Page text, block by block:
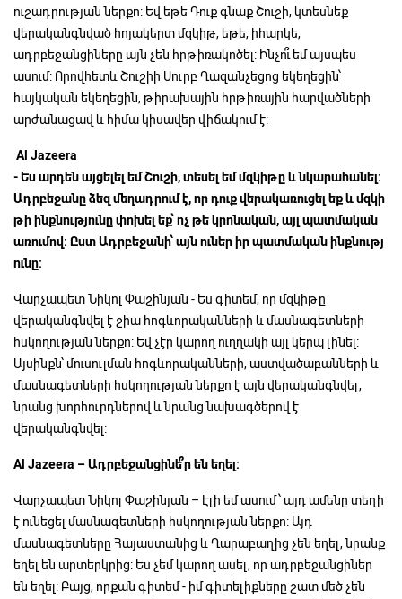
ուշադրության ներքո: Եվ եթե Դուք գնաք Շուշի, կտեսնեք
վերականգնված հոյակերտ մզկիթ, եթե, իհարկե,
ադրբեջանցիները այն չեն հրթիռակոծել: Ինչո՞ւ եմ այսպես
ասում: Որովհետև Շուշիի Սուրբ Ղազանչեցոց եկեղեցին՝
հայկական եկեղեցին, թիրախային հրթիռային հարվածների
արժանացավ և հիմա կիսավեր վիճակում է:
Al Jazeera
-Եսարդենայցելել եմՇուշի,տեսել եմմզկիթըևնկարահանել:
Ադրբեջանըձեզմեղադրում է,որդուքվերակառուցել եքևմզկի
թի ինքնությունըփոխել եք՝ոչ թեկրոնական,այլ պատմական
առումով: ԸստԱդրբեջանի՝այնուներ իրպատմական ինքնությ
ունը:
Վարչապետ Նիկոլ Փաշինյան - Ես գիտեմ, որ մզկիթը
վերականգնվել է շիա հոգևորականների և մասնագետների
հսկողության ներքո: Եվ չէր կարող ուղղակի այլ կերպ լինել:
Այսինքն՝ մուսուլման հոգևորականների, աստվածաբանների և
մասնագետների հսկողության ներքո է այն վերականգնվել,
նրանց խորհուրդներով և նրանց նախագծերով է
վերականգնվել:
Al Jazeera –Ադրբեջանցինե՞րենեղել:
Վարչապետ Նիկոլ Փաշինյան – Էլի եմ ասում՝ այդ ամենը տեղի
է ունեցել մասնագետների հսկողության ներքո: Այդ
մասնագետները Հայաստանից և Ղարաբաղից չեն եղել, նրանք
եղել են արտերկրից: Ես չեմ կարող ասել, որ ադրբեջանցիներ
են եղել: Բայց, որքան գիտեմ - իմ գիտելիքները շատ մեծ չեն